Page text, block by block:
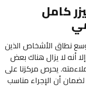
كامل
نطاق الأشخاص الذين
أنه لا يزال هناك بعض
يحرص مركزنا على
لضمان أن الإجراء مناسب